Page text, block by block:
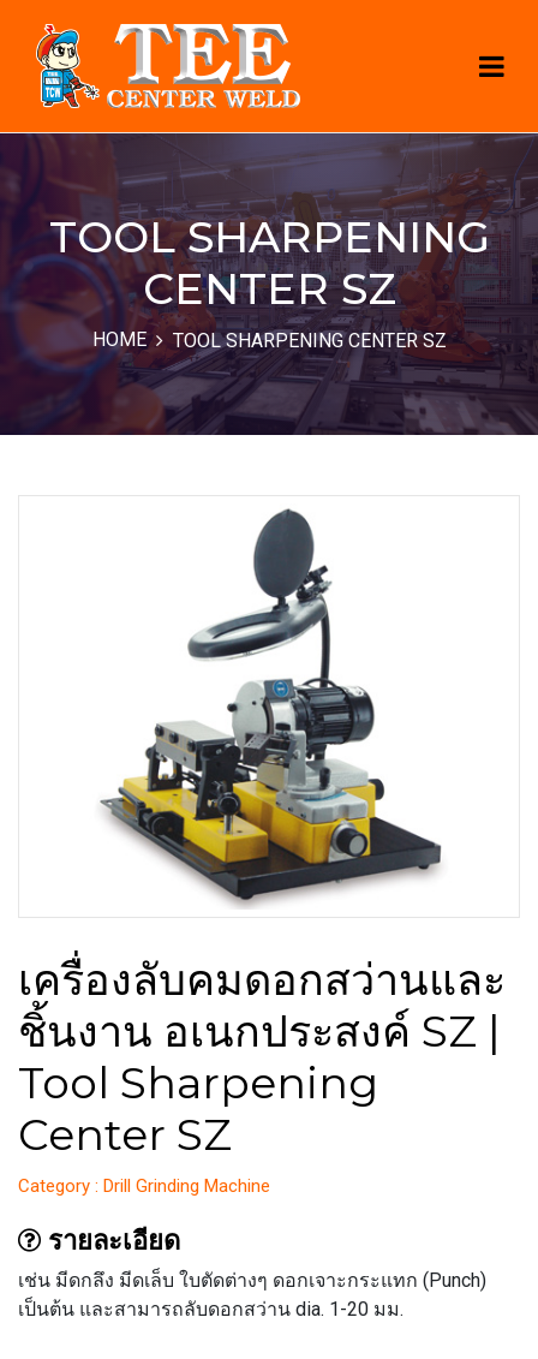
TOOL SHARPENING
CENTER SZ
HOME TOOL SHARPENING CENTER SZ
เครื่องลับคมดอกสว่านและ
ชิ้นงาน อเนกประสงค์ SZ |
Tool Sharpening
Center SZ
Category : Drill Grinding Machine
รายละเอียด
เช่น มีดกลึง มีดเล็บ ใบตัดต่างๆ ดอกเจาะกระแทก (Punch)
เป็นต้น และสามารถลับดอกสว่าน dia. 1-20 มม.